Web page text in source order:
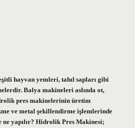
hayvan yemleri, tahıl sapları gibi
Balya makineleri aslında ot,
pres makinelerinin üretim
ve metal şekillendirme işlemlerinde
ne yapılır? Hidrolik Pres Makinesi;